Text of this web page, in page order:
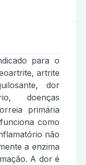
para o
artrite
dor
doenças
primária
como
não
a enzima
A dor é